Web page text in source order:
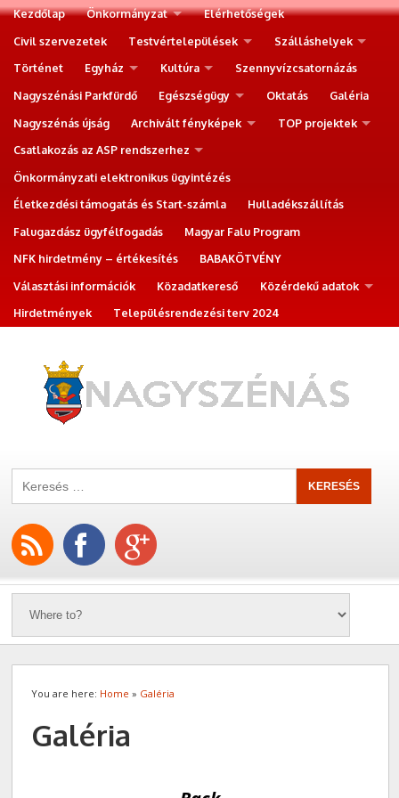
Kezdőlap Önkormányzat
Elérhetőségek
Civil szervezetek
Testvértelepülések
Szálláshelyek
Történet
Egyház Kultúra
Szennyvízcsatornázás
Nagyszénási Parkfürdő
Egészségügy Oktatás
Galéria
Nagyszénás újság
Archivált fényképek
TOP projektek
Csatlakozás az ASP rendszerhez
Önkormányzati elektronikus ügyintézés
Életkezdési támogatás és Start-számla
Hulladékszállítás
Falugazdász ügyfélfogadás
Magyar Falu Program
NFK hirdetmény – értékesítés
BABAKÖTVÉNY
Választási információk
Közadatkereső
Közérdekű adatok
Hirdetmények
Településrendezési terv 2024
You are here: Home » Galéria
Galéria